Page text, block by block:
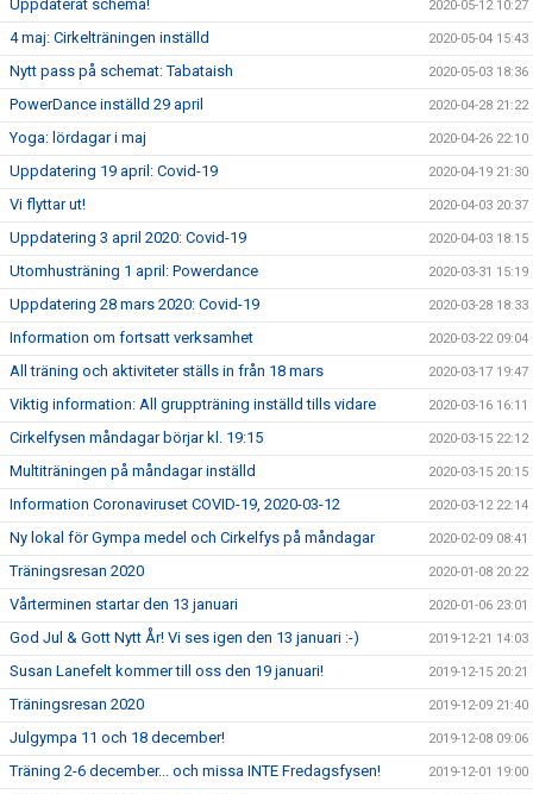
Uppdaterat schema! 2020-05-12 10:27
4 maj: Cirkelträningen inställd 2020-05-04 15:43
Nytt pass på schemat: Tabataish 2020-05-03 18:36
PowerDance inställd 29 april 2020-04-28 21:22
Yoga: lördagar i maj 2020-04-26 22:10
Uppdatering 19 april: Covid-19 2020-04-19 21:30
Vi flyttar ut! 2020-04-03 20:37
Uppdatering 3 april 2020: Covid-19 2020-04-03 18:15
Utomhusträning 1 april: Powerdance 2020-03-31 15:19
Uppdatering 28 mars 2020: Covid-19 2020-03-28 18:33
Information om fortsatt verksamhet 2020-03-22 09:04
All träning och aktiviteter ställs in från 18 mars 2020-03-17 19:47
Viktig information: All gruppträning inställd tills vidare 2020-03-16 16:11
Cirkelfysen måndagar börjar kl. 19:15 2020-03-15 22:12
Multiträningen på måndagar inställd 2020-03-15 20:15
Information Coronaviruset COVID-19, 2020-03-12 2020-03-12 22:14
Ny lokal för Gympa medel och Cirkelfys på måndagar 2020-02-09 08:41
Träningsresan 2020 2020-01-08 20:22
Vårterminen startar den 13 januari 2020-01-06 23:01
God Jul & Gott Nytt År! Vi ses igen den 13 januari :-) 2019-12-21 14:03
Susan Lanefelt kommer till oss den 19 januari! 2019-12-15 20:21
Träningsresan 2020 2019-12-09 21:40
Julgympa 11 och 18 december! 2019-12-08 09:06
Träning 2-6 december... och missa INTE Fredagsfysen! 2019-12-01 19:00